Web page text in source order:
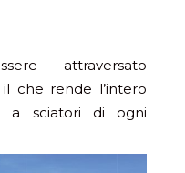
attraversato
che rende l’intero
a sciatori di ogni